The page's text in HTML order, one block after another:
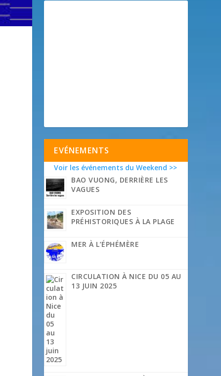
EVÉNEMENTS
Voir les événements du Weekend >>
BAO VUONG, DERRIÈRE LES
VAGUES
EXPOSITION DES
PRÉHISTORIQUES À LA PLAGE
MER À L’ÉPHÉMÈRE
CIRCULATION À NICE DU 05 AU
13 JUIN 2025